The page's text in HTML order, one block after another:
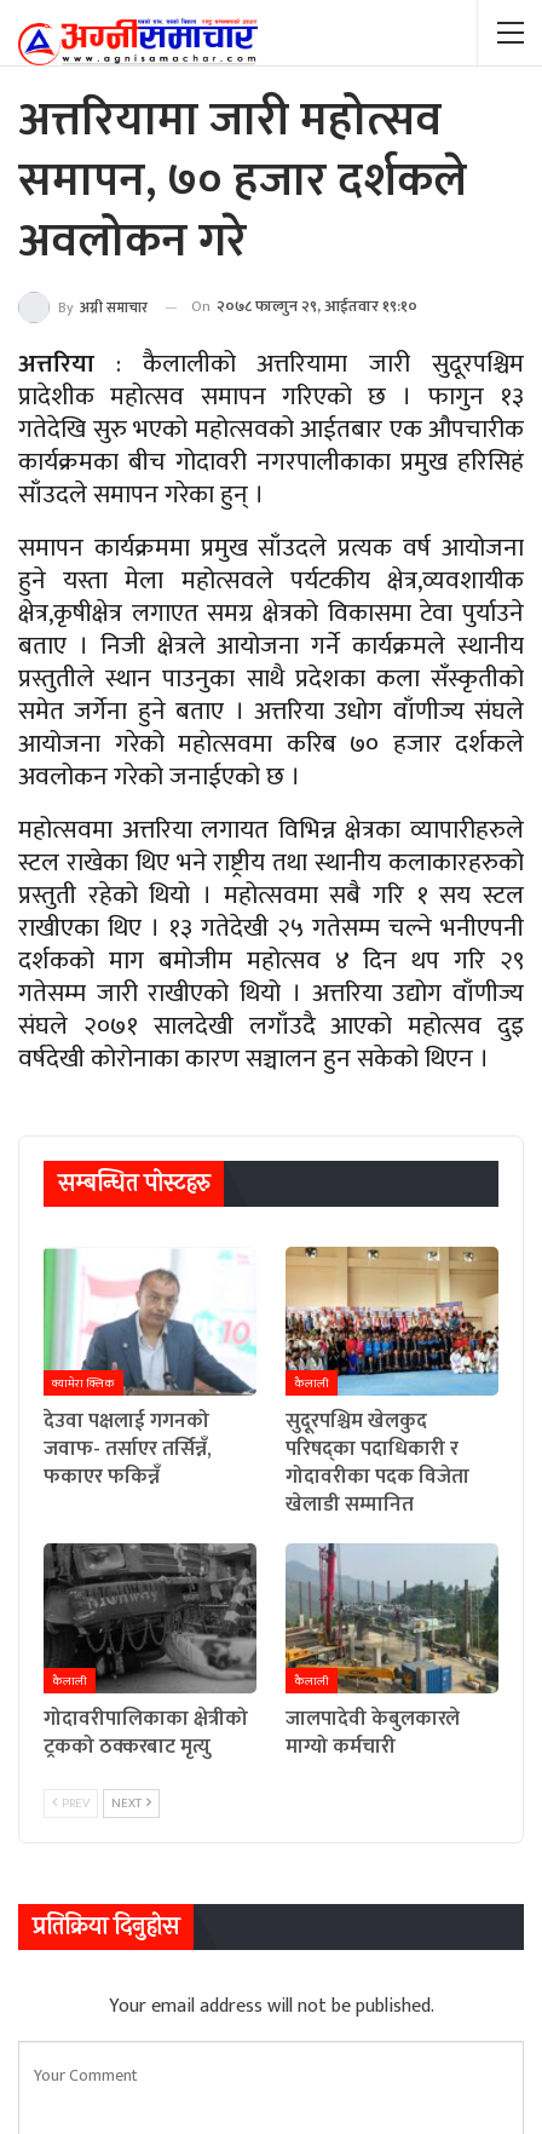
अत्तरियामा जारी महोत्सव
समापन, ७० हजार दर्शकले
अवलोकन गरे
By अग्नी समाचार On २०७८ फाल्गुन २९, आईतवार १९:१०
अत्तरिया : कैलालीको अत्तरियामा जारी सुदूरपश्चिम
प्रादेशीक महोत्सव समापन गरिएको छ । फागुन १३
गतेदेखि सुरु भएको महोत्सवको आईतबार एक औपचारीक
कार्यक्रमका बीच गोदावरी नगरपालीकाका प्रमुख हरिसिहं
साँउदले समापन गरेका हुन् ।
समापन कार्यक्रममा प्रमुख साँउदले प्रत्यक वर्ष आयोजना
हुने यस्ता मेला महोत्सवले पर्यटकीय क्षेत्र,व्यवशायीक
क्षेत्र,कृषीक्षेत्र लगाएत समग्र क्षेत्रको विकासमा टेवा पुर्याउने
बताए । निजी क्षेत्रले आयोजना गर्ने कार्यक्रमले स्थानीय
प्रस्तुतीले स्थान पाउनुका साथै प्रदेशका कला सँस्कृतीको
समेत जर्गेना हुने बताए । अत्तरिया उधोग वाँणीज्य संघले
आयोजना गरेको महोत्सवमा करिब ७० हजार दर्शकले
अवलोकन गरेको जनाईएको छ ।
महोत्सवमा अत्तरिया लगायत विभिन्न क्षेत्रका व्यापारीहरुले
स्टल राखेका थिए भने राष्ट्रीय तथा स्थानीय कलाकारहरुको
प्रस्तुती रहेको थियो । महोत्सवमा सबै गरि १ सय स्टल
राखीएका थिए । १३ गतेदेखी २५ गतेसम्म चल्ने भनीएपनी
दर्शकको माग बमोजीम महोत्सव ४ दिन थप गरि २९
गतेसम्म जारी राखीएको थियो । अत्तरिया उद्योग वाँणीज्य
संघले २०७१ सालदेखी लगाँउदै आएको महोत्सव दुइ
वर्षदेखी कोरोनाका कारण सञ्चालन हुन सकेको थिएन ।
सम्बन्धित पाेस्टहरु
क्यामेरा क्लिक
देउवा पक्षलाई गगनको
जवाफ- तर्साएर तर्सिन्नँ,
फकाएर फकिन्नँ
कैलाली
सुदूरपश्चिम खेलकुद
परिषद्का पदाधिकारी र
गोदावरीका पदक विजेता
खेलाडी सम्मानित
कैलाली
गोदावरीपालिकाका क्षेत्रीको
ट्रकको ठक्करबाट मृत्यु
कैलाली
जालपादेवी केबुलकारले
माग्यो कर्मचारी
PREV NEXT
प्रतिक्रिया दिनुहोस
Your email address will not be published.